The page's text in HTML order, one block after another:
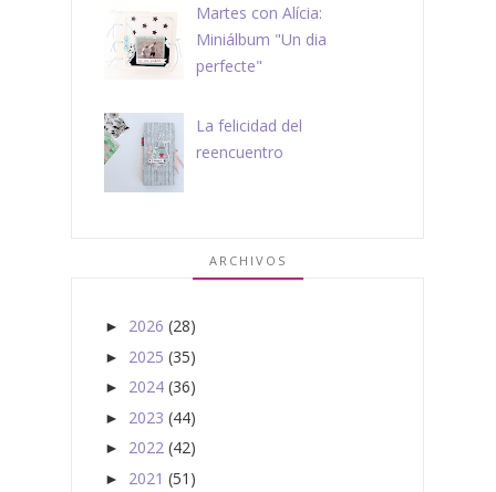
Martes con Alícia:
Miniálbum "Un dia
perfecte"
La felicidad del
reencuentro
ARCHIVOS
► 2026 (28)
► 2025 (35)
► 2024 (36)
► 2023 (44)
► 2022 (42)
► 2021 (51)